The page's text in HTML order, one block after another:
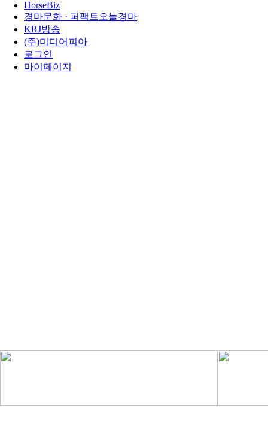
HorseBiz
경마문화 · 퍼팩트오늘경마
KRJ방송
(주)미디어피아
로그인
마이페이지